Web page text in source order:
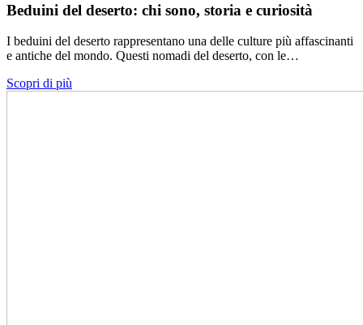
Beduini del deserto: chi sono, storia e curiosità
I beduini del deserto rappresentano una delle culture più affascinanti
e antiche del mondo. Questi nomadi del deserto, con le…
Scopri di più